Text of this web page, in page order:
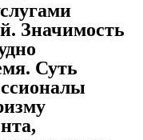
Значимость
Суть